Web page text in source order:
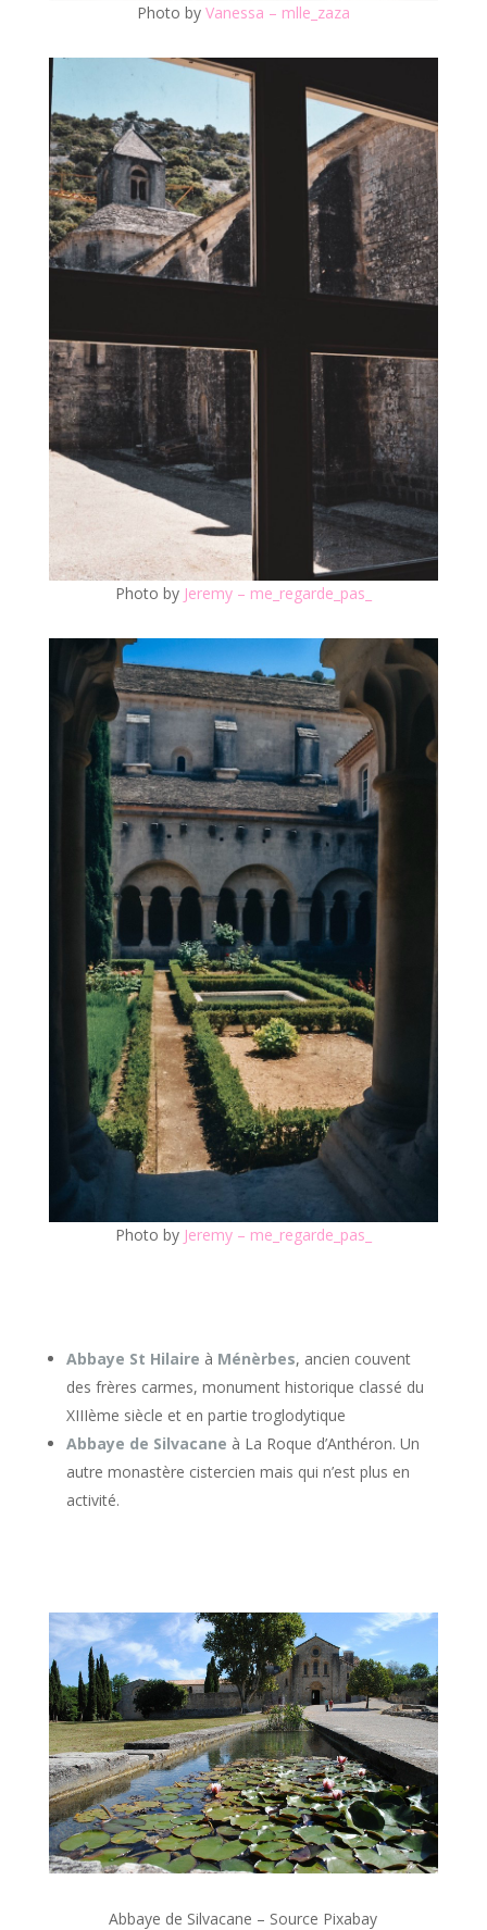
Photo by Vanessa – mlle_zaza
Photo by Jeremy – me_regarde_pas_
Photo byJeremy – me_regarde_pas_
Abbaye St Hilaire à Ménèrbes, ancien couvent
des frères carmes, monument historique classé du
XIIIème siècle et en partie troglodytique
Abbaye de Silvacane à La Roque d’Anthéron. Un
autre monastère cistercien mais qui n’est plus en
activité.
Abbaye de Silvacane – Source Pixabay